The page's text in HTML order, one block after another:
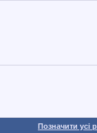
Позначити усі